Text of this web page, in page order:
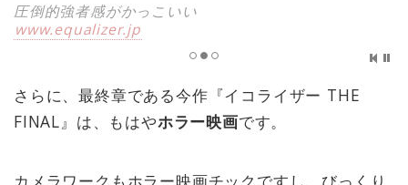
圧倒的強者感がかっこいい
www.equalizer.jp
さらに、最終章である今作『イコライザー THE
FINAL』は、もはやホラー映画です。